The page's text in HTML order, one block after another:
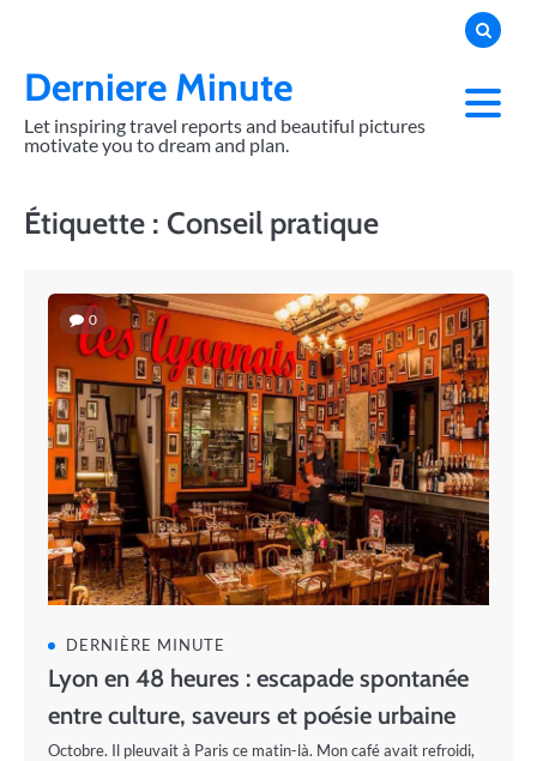
contentDerniere Minute
Let inspiring travel reports and beautiful pictures
motivate you to dream and plan.
Étiquette : Conseil pratique
0
DERNIÈRE MINUTE
Lyon en 48 heures : escapade spontanée
entre culture, saveurs et poésie urbaine
Octobre. Il pleuvait à Paris ce matin-là. Mon café avait refroidi,